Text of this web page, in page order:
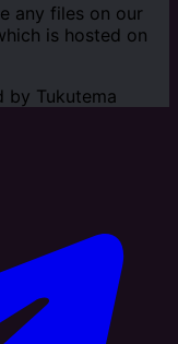
any files on our
is hosted on
by Tukutema